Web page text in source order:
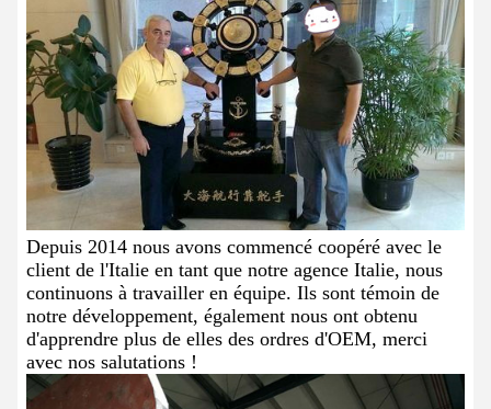
Depuis 2014 nous avons commencé coopéré avec le
client de l'Italie en tant que notre agence Italie, nous
continuons à travailler en équipe. Ils sont témoin de
notre développement, également nous ont obtenu
d'apprendre plus de elles des ordres d'OEM, merci
avec nos salutations !